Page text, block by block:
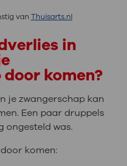
van Thuisarts.nl
in
komen?
je zwangerschap kan
Een paar druppels
ongesteld was.
komen: